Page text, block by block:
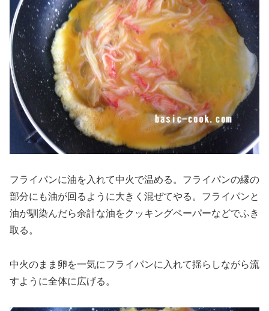
フライパンに油を入れて中火で温める。フライパンの縁の
部分にも油が回るように大きく混ぜてやる。フライパンと
油が馴染んだら余計な油をクッキングペーパーなどでふき
取る。
中火のまま卵を一気にフライパンに入れて揺らしながら流
すように全体に広げる。